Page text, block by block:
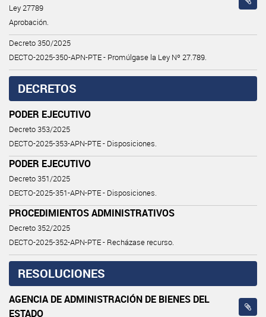
Ley 27789
Aprobación.
Decreto 350/2025
DECTO-2025-350-APN-PTE - Promúlgase la Ley Nº 27.789.
DECRETOS
PODER EJECUTIVO
Decreto 353/2025
DECTO-2025-353-APN-PTE - Disposiciones.
PODER EJECUTIVO
Decreto 351/2025
DECTO-2025-351-APN-PTE - Disposiciones.
PROCEDIMIENTOS ADMINISTRATIVOS
Decreto 352/2025
DECTO-2025-352-APN-PTE - Recházase recurso.
RESOLUCIONES
AGENCIA DE ADMINISTRACIÓN DE BIENES DEL
ESTADO